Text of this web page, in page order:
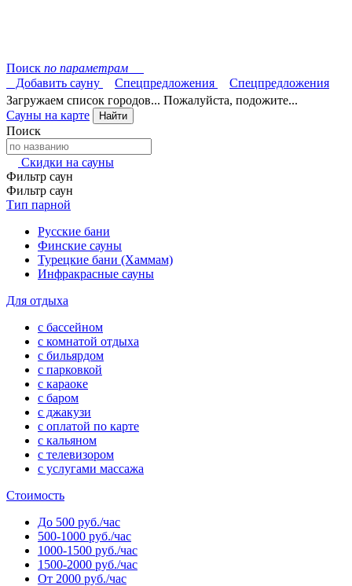
Поиск по параметрам
Добавить сауну
Спецпредложения
Спецпредложения
Загружаем список городов... Пожалуйста, подожите...
Сауны на карте
Найти
Поиск
Скидки на сауны
Фильтр саун
Фильтр саун
Тип парной
Русские бани
Финские сауны
Турецкие бани (Хаммам)
Инфракрасные сауны
Для отдыха
с бассейном
с комнатой отдыха
с бильярдом
с парковкой
с караоке
с баром
с джакузи
с оплатой по карте
с кальяном
с телевизором
с услугами массажа
Стоимость
До 500 руб./час
500-1000 руб./час
1000-1500 руб./час
1500-2000 руб./час
От 2000 руб./час